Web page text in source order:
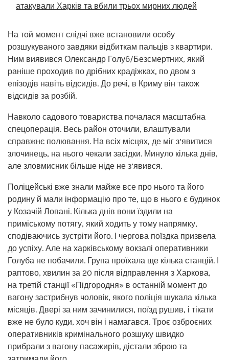
атакували Харків та вбили трьох мирних людей
На той момент слідчі вже встановили особу
розшукуваного завдяки відбиткам пальців з квартири.
Ним виявився Олександр Голуб/Безсмертних, який
раніше проходив по дрібних крадіжках, по двом з
епізодів навіть відсидів. До речі, в Криму він також
відсидів за розбій.
Навколо садового товариства почалася масштабна
спецоперація. Весь район оточили, влаштували
справжнє полювання. На всіх місцях, де міг з’явитися
злочинець, на нього чекали засідки. Минуло кілька днів,
але зловмисник більше ніде не з’явився.
Поліцейські вже знали майже все про нього та його
родину й мали інформацію про те, що в нього є будинок
у Козачій Лопані. Кілька днів вони їздили на
приміському потягу, який ходить у тому напрямку,
сподіваючись зустріти його. І чергова поїздка призвела
до успіху. Але на харківському вокзалі оперативники
Голуба не побачили. Група проїхала ще кілька станцій. І
раптово, хвилин за 20 після відправлення з Харкова,
на третій станції «Підгородня» в останній момент до
вагону застрибнув чоловік, якого поліція шукала кілька
місяців. Двері за ним зачинилися, поїзд рушив, і тікати
вже не було куди, хоч він і намагався. Троє озброєних
оперативників кримінального розшуку швидко
прибрали з вагону пасажирів, дістали зброю та